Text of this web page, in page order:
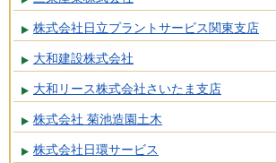
株式会社日立プラントサービス関東支店
大和建設株式会社
大和リース株式会社さいたま支店
株式会社 菊池造園土木
株式会社日環サービス